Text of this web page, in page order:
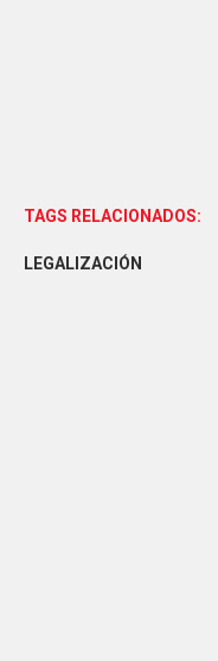
TAGS RELACIONADOS:
LEGALIZACIÓN